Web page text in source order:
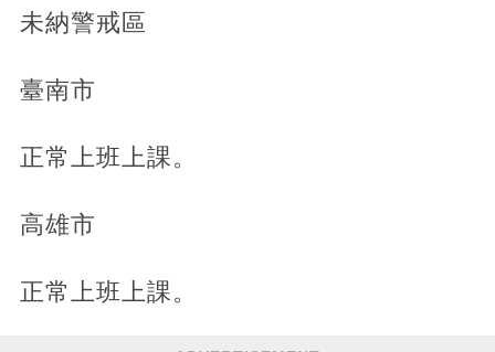
未納警戒區
臺南市
正常上班上課。
高雄市
正常上班上課。